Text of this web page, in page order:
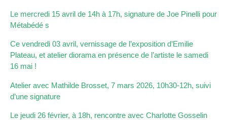
Le mercredi 15 avril de 14h à 17h, signature de Joe Pinelli pour
Métabédé s
Ce vendredi 03 avril, vernissage de l’exposition d’Emilie
Plateau, et atelier diorama en présence de l’artiste le samedi
16 mai !
Atelier avec Mathilde Brosset, 7 mars 2026, 10h30-12h, suivi
d’une signature
Le jeudi 26 février, à 18h, rencontre avec Charlotte Gosselin